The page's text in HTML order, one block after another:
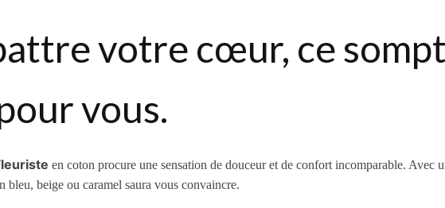
votre cœur, ce
vous.
en coton procure une sensation de douceur et de confort incomparable. Avec
bleu, beige ou caramel saura vous convaincre.